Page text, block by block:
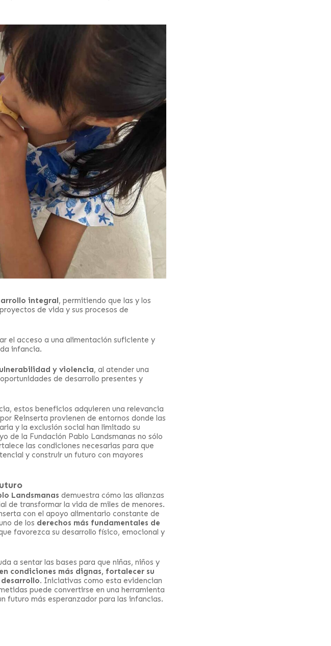
integral, permitiendo que las y los
de vida y sus procesos de
el acceso a una alimentación suficiente y
infancia.
y violencia, al atender una
de desarrollo presentes y
estos beneficios adquieren una relevancia
Reinserta provienen de entornos donde las
y la exclusión social han limitado su
de la Fundación Pablo Landsmanas no sólo
las condiciones necesarias para que
y construir un futuro con mayores
Landsmanas demuestra cómo las alianzas
de transformar la vida de miles de menores.
con el apoyo alimentario constante de
de los derechos más fundamentales de
favorezca su desarrollo físico, emocional y
a sentar las bases para que niñas, niños y
condiciones más dignas, fortalecer su
. Iniciativas como esta evidencian
puede convertirse en una herramienta
futuro más esperanzador para las infancias.